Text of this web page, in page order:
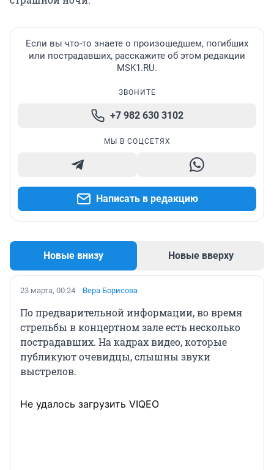
Если вы что-то знаете о произошедшем, погибших
или пострадавших, расскажите об этом редакции
MSK1.RU.
ЗВОНИТЕ
+7 982 630 3102
МЫ В СОЦСЕТЯХ
Написать в редакцию
Новые внизу Новые вверху
23 марта, 00:24 Вера Борисова
По предварительной информации, во время
стрельбы в концертном зале есть несколько
пострадавших. На кадрах видео, которые
публикуют очевидцы, слышны звуки
выстрелов.
Не удалось загрузить VIQEO